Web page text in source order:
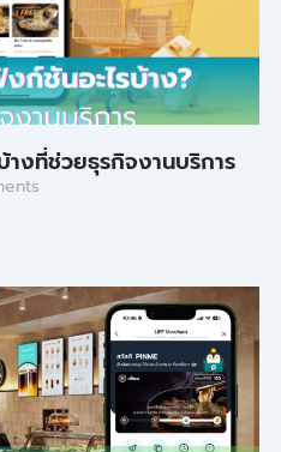
างที่ช่วยธุรกิจงานบริการ